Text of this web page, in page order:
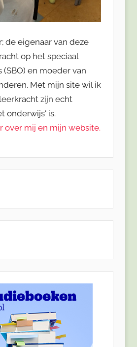
de eigenaar van deze
op het speciaal
(SBO) en moeder van
Met mijn site wil ik
zijn echt
onderwijs' is.
over mij en mijn website.